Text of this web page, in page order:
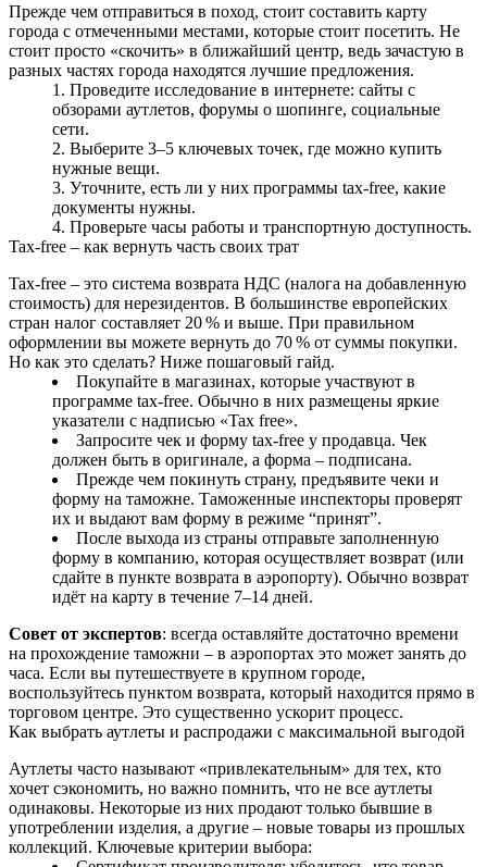
Прежде чем отправиться в поход, стоит составить карту
города с отмеченными местами, которые стоит посетить. Не
стоит просто «скочить» в ближайший центр, ведь зачастую в
разных частях города находятся лучшие предложения.
Проведите исследование в интернете: сайты с
обзорами аутлетов, форумы о шопинге, социальные
сети.
Выберите 3–5 ключевых точек, где можно купить
нужные вещи.
Уточните, есть ли у них программы tax‑free, какие
документы нужны.
Проверьте часы работы и транспортную доступность.
Tax‑free – как вернуть часть своих трат
Tax‑free – это система возврата НДС (налога на добавленную
стоимость) для нерезидентов. В большинстве европейских
стран налог составляет 20 % и выше. При правильном
оформлении вы можете вернуть до 70 % от суммы покупки.
Но как это сделать? Ниже пошаговый гайд.
Покупайте в магазинах, которые участвуют в
программе tax‑free. Обычно в них размещены яркие
указатели с надписью «Tax free».
Запросите чек и форму tax‑free у продавца. Чек
должен быть в оригинале, а форма – подписана.
Прежде чем покинуть страну, предъявите чеки и
форму на таможне. Таможенные инспекторы проверят
их и выдают вам форму в режиме “принят”.
После выхода из страны отправьте заполненную
форму в компанию, которая осуществляет возврат (или
сдайте в пункте возврата в аэропорту). Обычно возврат
идёт на карту в течение 7–14 дней.
Совет от экспертов: всегда оставляйте достаточно времени
на прохождение таможни – в аэропортах это может занять до
часа. Если вы путешествуете в крупном городе,
воспользуйтесь пунктом возврата, который находится прямо в
торговом центре. Это существенно ускорит процесс.
Как выбрать аутлеты и распродажи с максимальной выгодой
Аутлеты часто называют «привлекательным» для тех, кто
хочет сэкономить, но важно помнить, что не все аутлеты
одинаковы. Некоторые из них продают только бывшие в
употреблении изделия, а другие – новые товары из прошлых
коллекций. Ключевые критерии выбора: